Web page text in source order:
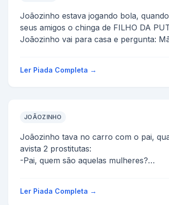
Joãozinho estava jogando bola,
seus amigos o chinga de FILHO DA
Joãozinho vai para casa e pergunta:
Ler Piada Completa →
JOÃOZINHO
Joãozinho tava no carro com o pai,
avista 2 prostitutas:
-Pai, quem são aquelas mulheres?
O pai, se...
Ler Piada Completa →